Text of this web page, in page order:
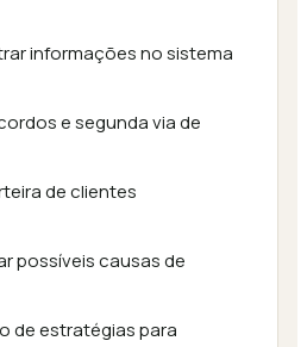
informações no sistema
e segunda via de
de clientes
possíveis causas de
de estratégias para